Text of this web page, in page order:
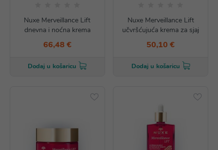
Nuxe Merveillance Lift
dnevna i noćna krema
66,48 €
Dodaj u košaricu
Nuxe Merveillance Lift
učvršćujuća krema za sjaj
50,10 €
Dodaj u košaricu